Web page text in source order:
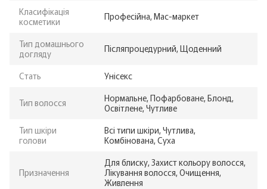
Класифікація
косметики
Професійна, Мас-маркет
Тип домашнього
догляду
Післяпроцедурний, Щоденний
Стать Унісекс
Тип волосся
Нормальне, Пофарбоване, Блонд,
Освітлене, Чутливе
Тип шкіри
голови
Всі типи шкіри, Чутлива,
Комбінована, Суха
Призначення
Для блиску, Захист кольору волосся,
Лікування волосся, Очищення,
Живлення